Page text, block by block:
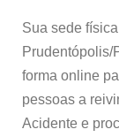
Sua sede
Prudentópolis/
forma online
pessoas a
Acidente e